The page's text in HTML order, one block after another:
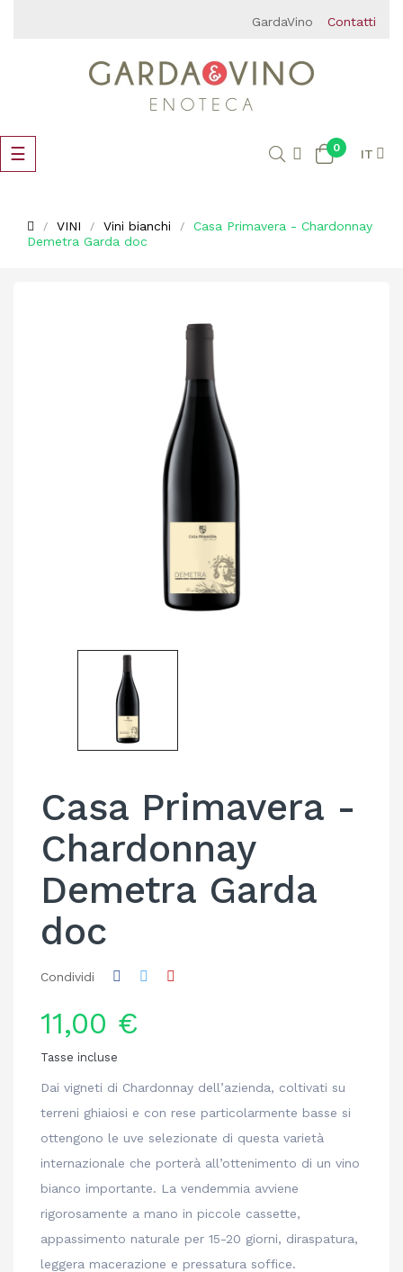
GardaVino Contatti
navigazione
Toggle
☰ 0 IT
VINI Vini bianchi
Casa Primavera - Chardonnay
Demetra Garda doc
Casa Primavera -
Chardonnay
Demetra Garda
doc
Condividi
11,00 €
Tasse incluse
Dai vigneti di Chardonnay dell’azienda, coltivati su
terreni ghiaiosi e con rese particolarmente basse si
ottengono le uve selezionate di questa varietà
internazionale che porterà all’ottenimento di un vino
bianco importante. La vendemmia avviene
rigorosamente a mano in piccole cassette,
appassimento naturale per 15-20 giorni, diraspatura,
leggera macerazione e pressatura soffice.